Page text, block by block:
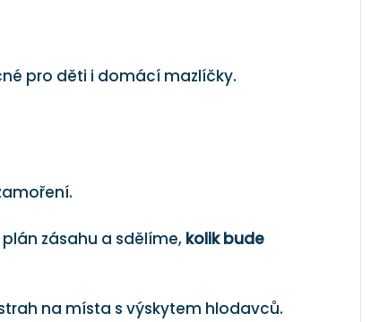
pro děti i domácí mazlíčky.
zásahu a sdělíme, kolik bude
na místa s výskytem hlodavců.